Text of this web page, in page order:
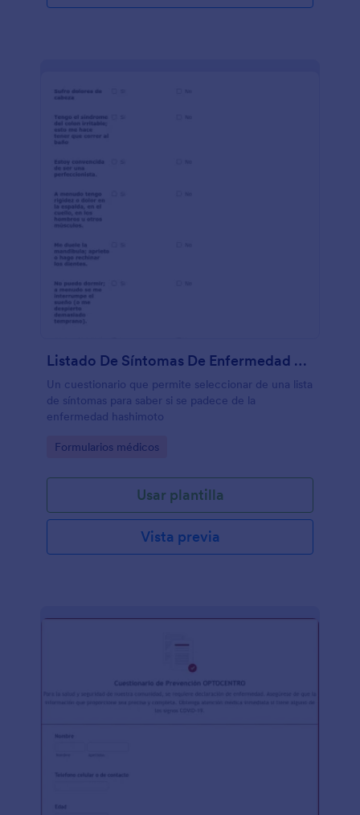
Listado De Síntomas De Enfermedad Hashimoto
Un cuestionario que permite seleccionar de una lista
de síntomas para saber si se padece de la
enfermedad hashimoto
Go to Category:
Formularios médicos
Usar plantilla
Vista previa